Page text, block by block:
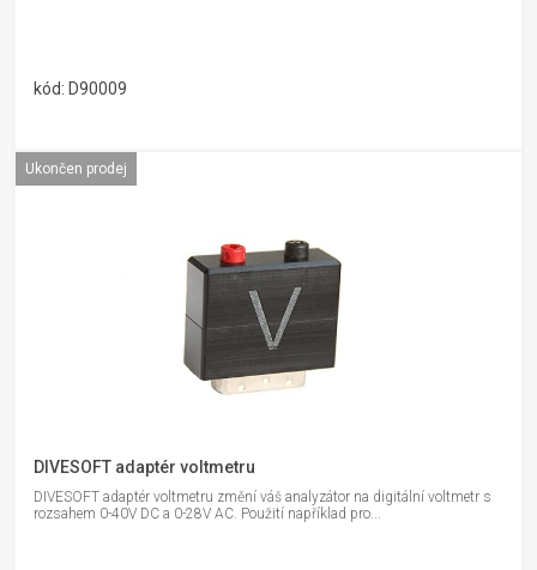
kód: D90009
Ukončen prodej
DIVESOFT adaptér voltmetru
DIVESOFT adaptér voltmetru změní váš analyzátor na digitální voltmetr s
rozsahem 0-40V DC a 0-28V AC. Použití například pro...